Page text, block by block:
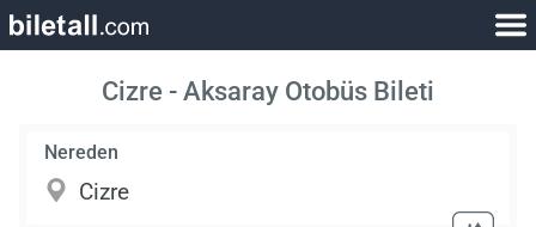
Cizre - Aksaray Otobüs Bileti
Nereden